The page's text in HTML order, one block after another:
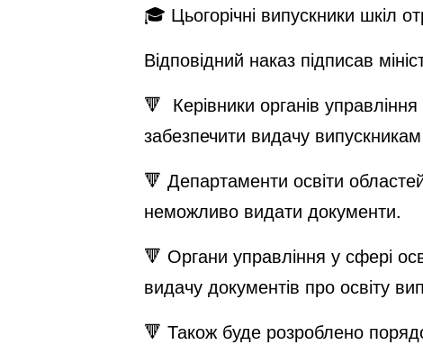
🎓 Цьогорічні випускники шкіл
Відповідний наказ підписав
🔻 Керівники органів управління
забезпечити видачу
🔻 Департаменти освіти
неможливо видати документи.
🔻 Органи управління у сфері
видачу документів про освіту
🔻 Також буде розроблено